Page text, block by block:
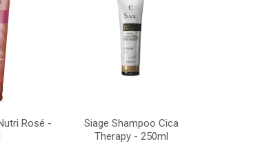
Rosé -
Siage Shampoo Cica
Therapy - 250ml